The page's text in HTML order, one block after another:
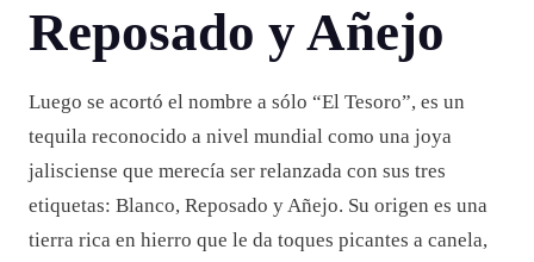
Reposado y Añejo
Luego se acortó el nombre a sólo “El Tesoro”, es un
tequila reconocido a nivel mundial como una joya
jalisciense que merecía ser relanzada con sus tres
etiquetas: Blanco, Reposado y Añejo. Su origen es una
tierra rica en hierro que le da toques picantes a canela,